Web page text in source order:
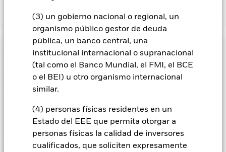
(3) un gobierno nacional o regional, un
organismo público gestor de deuda
pública, un banco central, una
institucional internacional o supranacional
(tal como el Banco Mundial, el FMI, el BCE
o el BEI) u otro organismo internacional
similar.
(4) personas físicas residentes en un
Estado del EEE que permita otorgar a
personas físicas la calidad de inversores
cualificados, que soliciten expresamente
Mostrar menos
iShares £ Corp Bond 0-5yr UCITS ETF
Rentabilidad
Gráfico de rendimiento
Distribución
impagos de los emisores tendrán un impacto significativo en
calificación de solvencia potenciales o reales pueden
concentra en ciertos sectores, países, divisas o empresas. Ello
significa que el Fondo es más sensible a cualquier hecho
relacionado con la sostenibilidad o normativo.
Datos clave
Activos Netos
a 06 ago 2026
GBP 1.672.071.236
Fecha de lanzamiento de la
30 mar 2011
Características del Fondo
Número de posiciones
a 05 ago 2026
Localizaciones registrados